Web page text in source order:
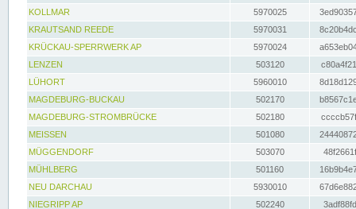
KOLLMAR
5970025
KRAUTSAND REEDE
5970031
KRÜCKAU-SPERRWERK AP
5970024
LENZEN
503120
LÜHORT
5960010
MAGDEBURG-BUCKAU
502170
MAGDEBURG-STROMBRÜCKE
502180
MEISSEN
501080
MÜGGENDORF
503070
MÜHLBERG
501160
NEU DARCHAU
5930010
NIEGRIPP AP
502240